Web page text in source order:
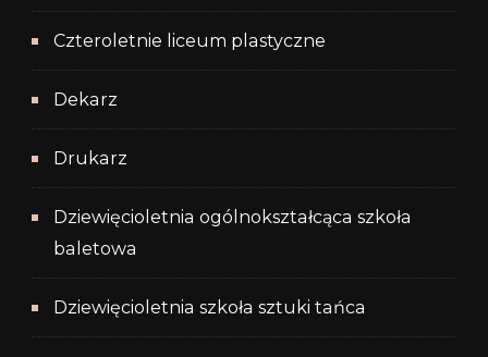
Czteroletnie liceum plastyczne
Dekarz
Drukarz
Dziewięcioletnia ogólnokształcąca szkoła
baletowa
Dziewięcioletnia szkoła sztuki tańca